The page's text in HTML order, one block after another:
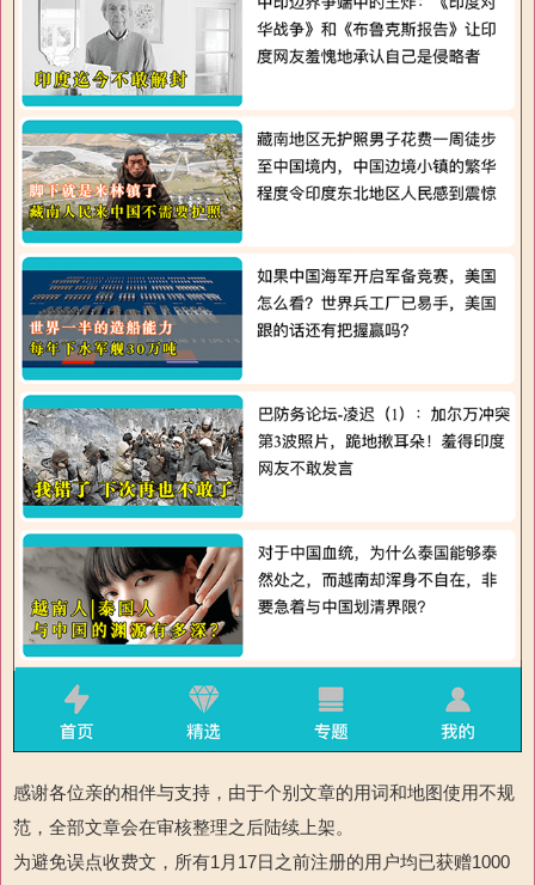
感谢各位亲的相伴与支持，由于个别文章的用词和地图使用不规
范，全部文章会在审核整理之后陆续上架。
为避免误点收费文，所有1月17日之前注册的用户均已获赠1000